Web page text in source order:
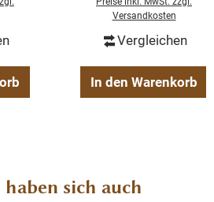
Versandkosten
Vergleichen
In den Warenkorb
sich auch